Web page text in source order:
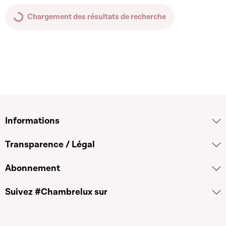
Chargement des résultats de recherche
Informations
Transparence / Légal
Abonnement
Suivez #Chambrelux sur